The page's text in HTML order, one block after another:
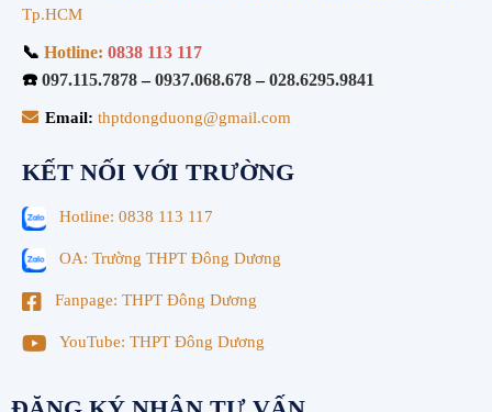
Tp.HCM
📞 Hotline: 0838 113 117
☎️ 097.115.7878–0937.068.678–028.6295.9841
Email: thptdongduong@gmail.com
KẾT NỐI VỚI TRƯỜNG
Hotline: 0838 113 117
OA: Trường THPT Đông Dương
Fanpage: THPT Đông Dương
YouTube: THPT Đông Dương